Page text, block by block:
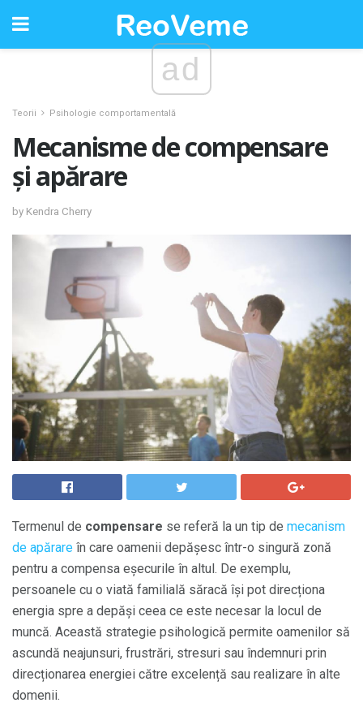
ad
Teorii Psihologie comportamentală
Mecanisme de compensare
și apărare
by Kendra Cherry
Termenul de compensare se referă la un tip de mecanism
de apărare în care oamenii depășesc într-o singură zonă
pentru a compensa eșecurile în altul. De exemplu,
persoanele cu o viată familială săracă își pot direcționa
energia spre a depăși ceea ce este necesar la locul de
muncă. Această strategie psihologică permite oamenilor să
ascundă neajunsuri, frustrări, stresuri sau îndemnuri prin
direcționarea energiei către excelență sau realizare în alte
domenii.